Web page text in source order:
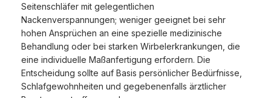
Seitenschläfer mit gelegentlichen
Nackenverspannungen; weniger geeignet bei sehr
hohen Ansprüchen an eine spezielle medizinische
Behandlung oder bei starken Wirbelerkrankungen, die
eine individuelle Maßanfertigung erfordern. Die
Entscheidung sollte auf Basis persönlicher Bedürfnisse,
Schlafgewohnheiten und gegebenenfalls ärztlicher